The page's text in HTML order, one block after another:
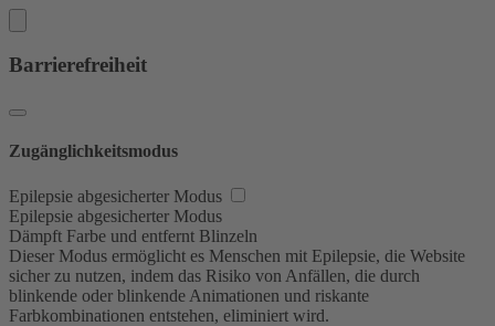
Barrierefreiheit
Zugänglichkeitsmodus
Epilepsie abgesicherter Modus
Epilepsie abgesicherter Modus
Dämpft Farbe und entfernt Blinzeln
Dieser Modus ermöglicht es Menschen mit Epilepsie, die Website
sicher zu nutzen, indem das Risiko von Anfällen, die durch
blinkende oder blinkende Animationen und riskante
Farbkombinationen entstehen, eliminiert wird.